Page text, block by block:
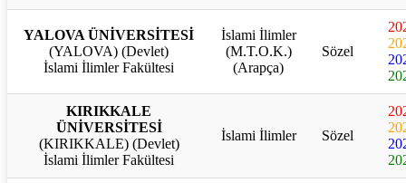
YALOVA ÜNİVERSİTESİ
(YALOVA) (Devlet)
İslami İlimler Fakültesi
İslami İlimler
(M.T.O.K.)
(Arapça)
Sözel
KIRIKKALE
ÜNİVERSİTESİ
(KIRIKKALE) (Devlet)
İslami İlimler Fakültesi
İslami İlimler Sözel